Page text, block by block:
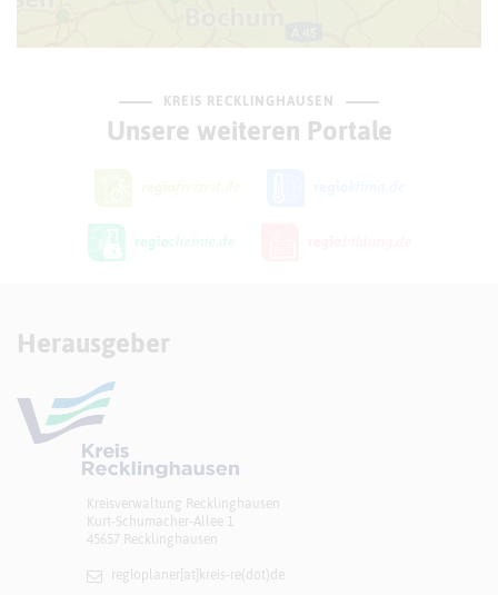
KREIS RECKLINGHAUSEN
Unsere weiteren Portale
Herausgeber
Kreisverwaltung Recklinghausen
Kurt-Schumacher-Allee 1
45657 Recklinghausen
regioplaner[at]​kreis-re(dot)de